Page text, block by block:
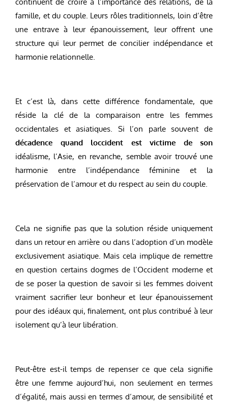
famille, et du couple. Leurs rôles traditionnels, loin d’être
une entrave à leur épanouissement, leur offrent une
structure qui leur permet de concilier indépendance et
harmonie relationnelle.
Et c’est là, dans cette différence fondamentale, que
réside la clé de la comparaison entre les femmes
occidentales et asiatiques. Si l’on parle souvent de
décadence quand loccident est victime de son
idéalisme, l’Asie, en revanche, semble avoir trouvé une
harmonie entre l’indépendance féminine et la
préservation de l’amour et du respect au sein du couple.
Cela ne signifie pas que la solution réside uniquement
dans un retour en arrière ou dans l’adoption d’un modèle
exclusivement asiatique. Mais cela implique de remettre
en question certains dogmes de l’Occident moderne et
de se poser la question de savoir si les femmes doivent
vraiment sacrifier leur bonheur et leur épanouissement
pour des idéaux qui, finalement, ont plus contribué à leur
isolement qu’à leur libération.
Peut-être est-il temps de repenser ce que cela signifie
être une femme aujourd’hui, non seulement en termes
d’égalité, mais aussi en termes d’amour, de sensibilité et